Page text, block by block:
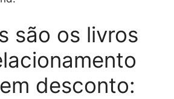
são os livros
desconto: